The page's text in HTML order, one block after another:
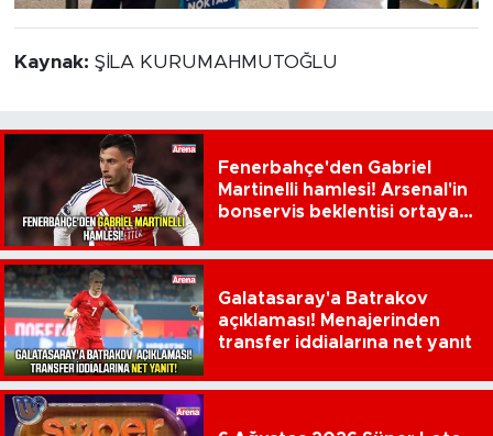
Kaynak: ŞİLA KURUMAHMUTOĞLU
Fenerbahçe'den Gabriel
Martinelli hamlesi! Arsenal'in
bonservis beklentisi ortaya
Galatasaray'a Batrakov
açıklaması! Menajerinden
transfer iddialarına net yanıt